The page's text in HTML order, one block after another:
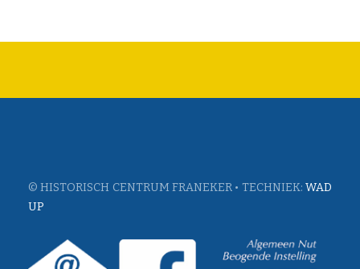
© HISTORISCH CENTRUM FRANEKER • TECHNIEK: WAD
UP